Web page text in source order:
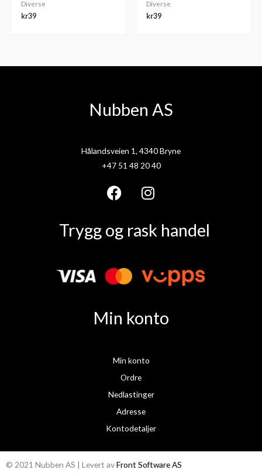
Diverse
kr39
Diverse
kr39
Nubben AS
Hålandsveien 1, 4340 Bryne
+47 51 48 20 40
F
c
b
o
I
n
s
g
m
Trygg og rask handel
Min konto
Min konto
Ordre
Nedlastinger
Adresse
Kontodetaljer
© 2021 Nubben AS | Levert avFront Software AS